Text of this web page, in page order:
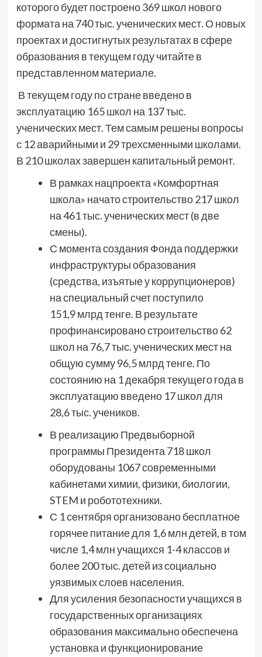
которого будет построено 369 школ нового
формата на 740 тыс. ученических мест. О новых
проектах и достигнутых результатах в сфере
образования в текущем году читайте в
представленном материале.
В текущем году по стране введено в
эксплуатацию 165 школ на 137 тыс.
ученических мест. Тем самым решены вопросы
с 12 аварийными и 29 трехсменными школами.
В 210 школах завершен капитальный ремонт.
В рамках нацпроекта «Комфортная
школа» начато строительство 217 школ
на 461 тыс. ученических мест (в две
смены).
С момента создания Фонда поддержки
инфраструктуры образования
(средства, изъятые у коррупционеров)
на специальный счет поступило
151,9 млрд тенге. В результате
профинансировано строительство 62
школ на 76,7 тыс. ученических мест на
общую сумму 96,5 млрд тенге. По
состоянию на 1 декабря текущего года в
эксплуатацию введено 17 школ для
28,6 тыс. учеников.
В реализацию Предвыборной
программы Президента 718 школ
оборудованы 1067 современными
кабинетами химии, физики, биологии,
STEM и робототехники.
С 1 сентября организовано бесплатное
горячее питание для 1,6 млн детей, в том
числе 1,4 млн учащихся 1-4 классов и
более 200 тыс. детей из социально
уязвимых слоев населения.
Для усиления безопасности учащихся в
государственных организациях
образования максимально обеспечена
установка и функционирование